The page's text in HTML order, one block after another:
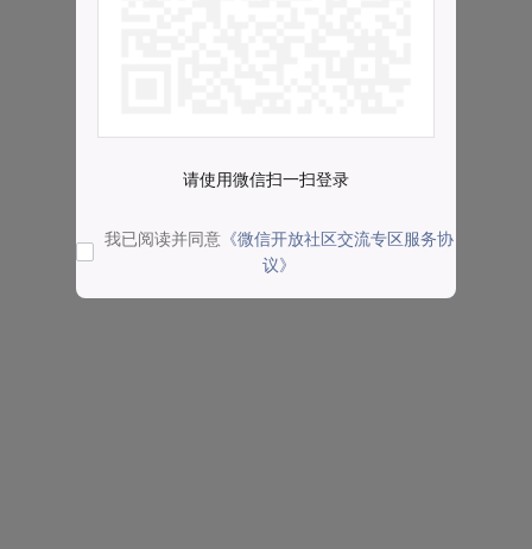
请使用微信扫一扫登录
我已阅读并同意 《微信开放社区交流专区服务协
议》